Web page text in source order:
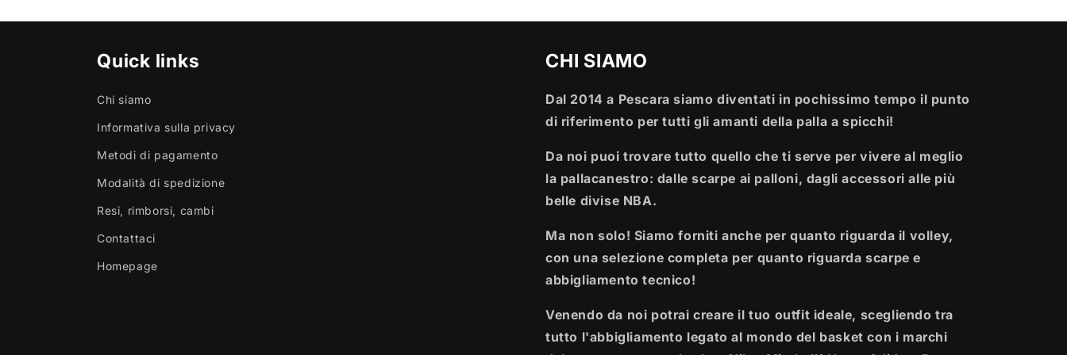
Quick links
Chi siamo
Informativa sulla privacy
Metodi di pagamento
Modalità di spedizione
Resi, rimborsi, cambi
Contattaci
Homepage
CHI SIAMO
Dal 2014 a Pescara siamo diventati in pochissimo tempo il punto
di riferimento per tutti gli amanti della palla a spicchi!
Da noi puoi trovare tutto quello che ti serve per vivere al meglio
la pallacanestro: dalle scarpe ai palloni, dagli accessori alle più
belle divise NBA.
Ma non solo! Siamo forniti anche per quanto riguarda il volley,
con una selezione completa per quanto riguarda scarpe e
abbigliamento tecnico!
Venendo da noi potrai creare il tuo outfit ideale, scegliendo tra
tutto l'abbigliamento legato al mondo del basket con i marchi